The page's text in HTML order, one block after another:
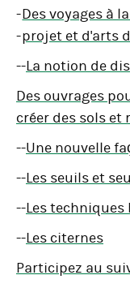
-
-
Des voyages à
projet et d'arts
--La notion de
Des ouvrages
créer des sols et
--Une nouvelle
--Les seuils et
--Les
--Les citernes
Participez au